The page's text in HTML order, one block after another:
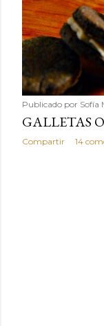
Publicado por Sofía
GALLETAS
Compartir 14